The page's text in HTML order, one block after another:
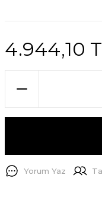
4.944,10
Yorum Yaz